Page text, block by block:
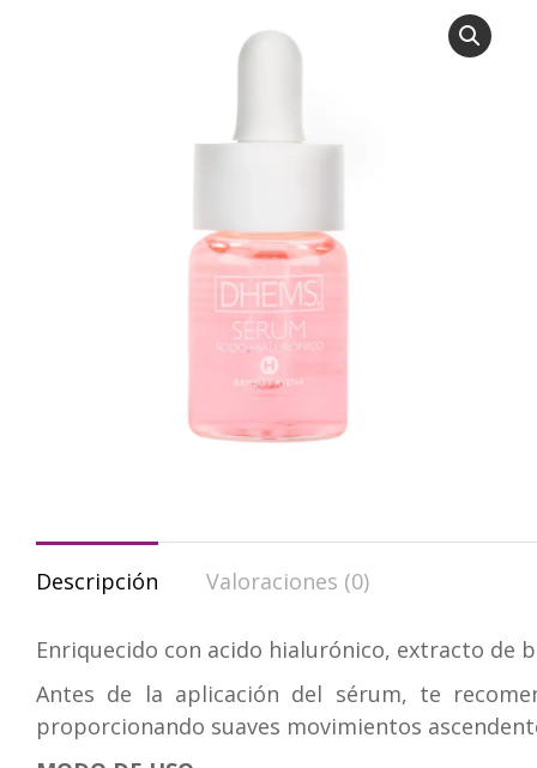
Descripción Valoraciones (0)
Enriquecido con acido hialurónico, extracto de
Antes de la aplicación del sérum, te
proporcionando suaves movimientos